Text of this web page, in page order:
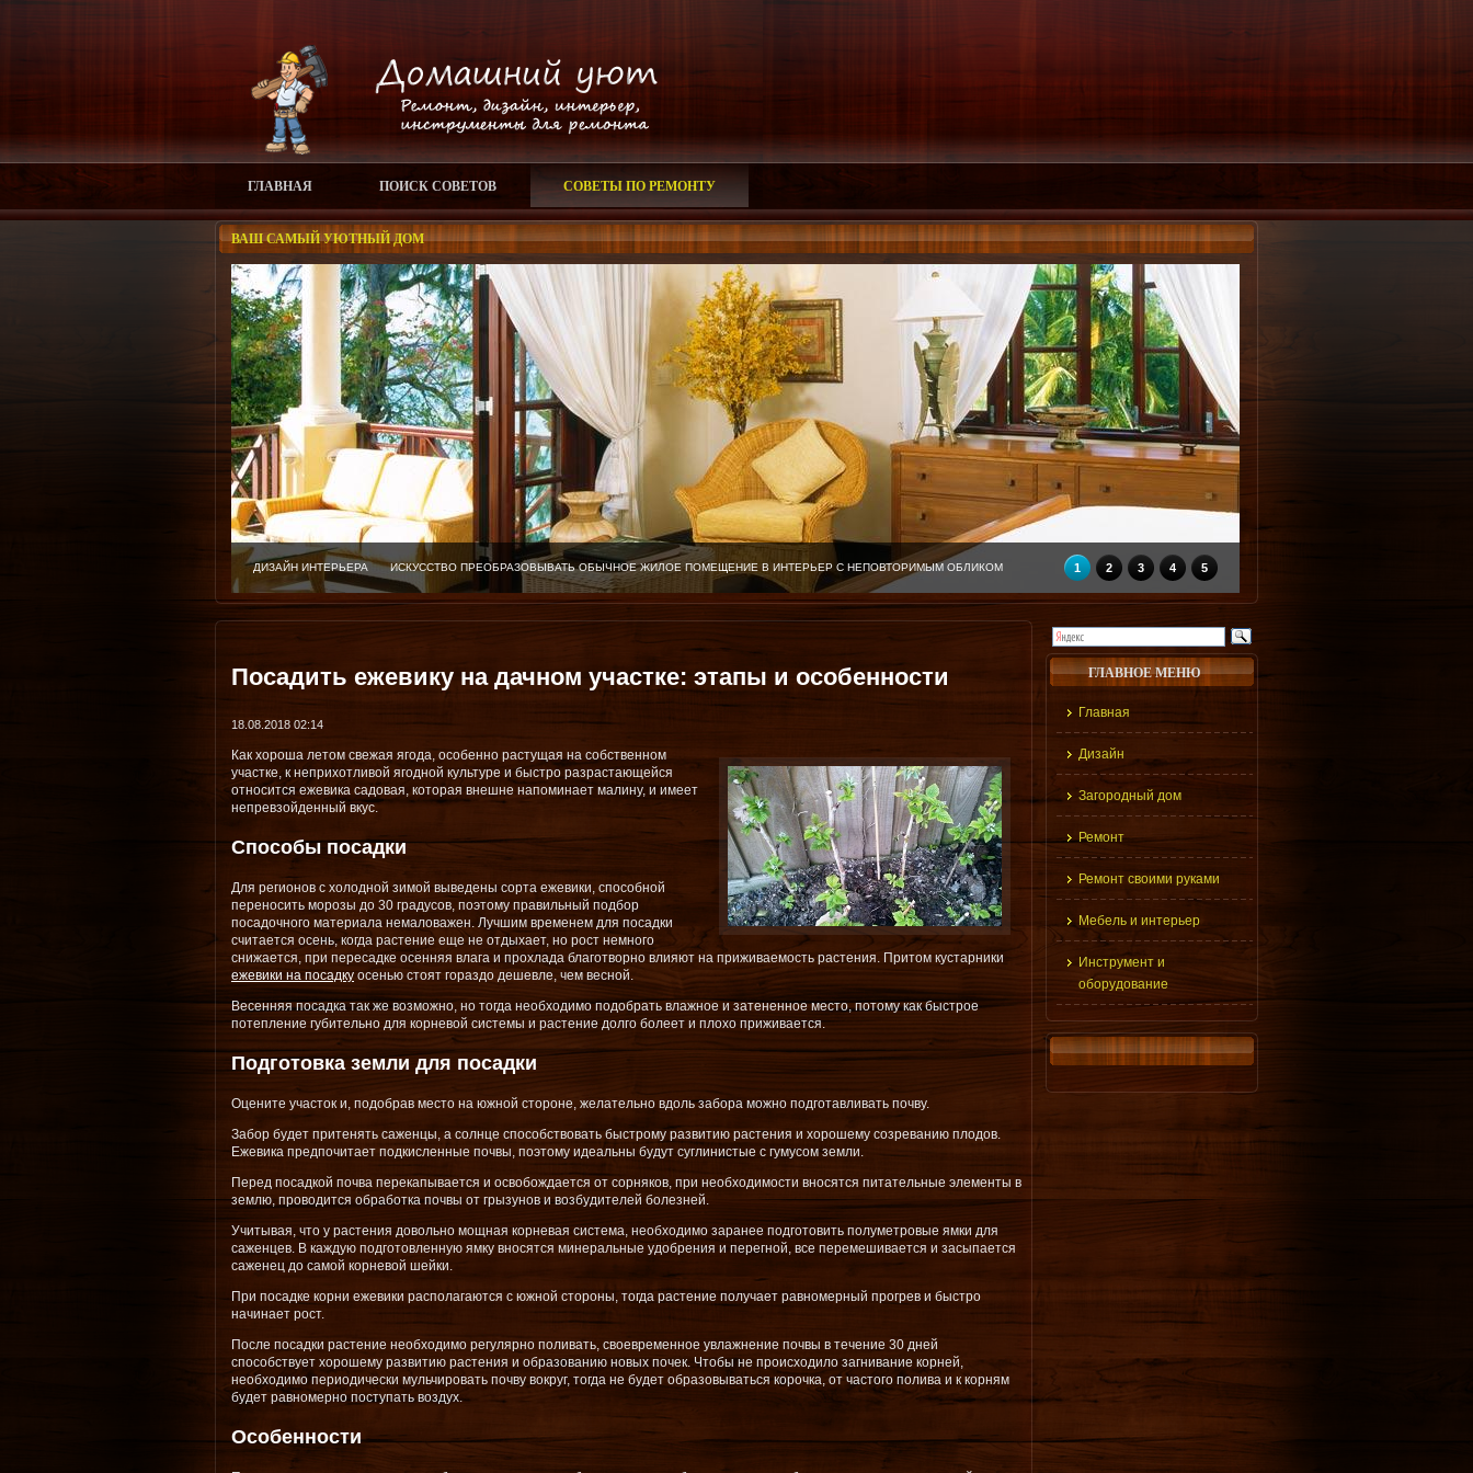
ГЛАВНАЯ ПОИСК СОВЕТОВ СОВЕТЫ ПО РЕМОНТУ
ВАШ САМЫЙ УЮТНЫЙ ДОМ
ДИЗАЙН ИНТЕРЬЕРА ИСКУССТВО ПРЕОБРАЗОВЫВАТЬ ОБЫЧНОЕ ЖИЛОЕ ПОМЕЩЕНИЕ В ИНТЕРЬЕР С НЕПОВТОРИМЫМ ОБЛИКОМ 1 2 3 4 5
Посадить ежевику на дачном участке: этапы и особенности
18.08.2018 02:14
Как хороша летом свежая ягода, особенно растущая на собственном
участке, к неприхотливой ягодной культуре и быстро разрастающейся
относится ежевика садовая, которая внешне напоминает малину, и имеет
непревзойденный вкус.
Способы посадки
Для регионов с холодной зимой выведены сорта ежевики, способной
переносить морозы до 30 градусов, поэтому правильный подбор
посадочного материала немаловажен. Лучшим временем для посадки
считается осень, когда растение еще не отдыхает, но рост немного
снижается, при пересадке осенняя влага и прохлада благотворно влияют на приживаемость растения. Притом кустарники
ежевики на посадку осенью стоят гораздо дешевле, чем весной.
Весенняя посадка так же возможно, но тогда необходимо подобрать влажное и затененное место, потому как быстрое
потепление губительно для корневой системы и растение долго болеет и плохо приживается.
Подготовка земли для посадки
Оцените участок и, подобрав место на южной стороне, желательно вдоль забора можно подготавливать почву.
Забор будет притенять саженцы, а солнце способствовать быстрому развитию растения и хорошему созреванию плодов.
Ежевика предпочитает подкисленные почвы, поэтому идеальны будут суглинистые с гумусом земли.
Перед посадкой почва перекапывается и освобождается от сорняков, при необходимости вносятся питательные элементы в
землю, проводится обработка почвы от грызунов и возбудителей болезней.
Учитывая, что у растения довольно мощная корневая система, необходимо заранее подготовить полуметровые ямки для
саженцев. В каждую подготовленную ямку вносятся минеральные удобрения и перегной, все перемешивается и засыпается
саженец до самой корневой шейки.
При посадке корни ежевики располагаются с южной стороны, тогда растение получает равномерный прогрев и быстро
начинает рост.
После посадки растение необходимо регулярно поливать, своевременное увлажнение почвы в течение 30 дней
способствует хорошему развитию растения и образованию новых почек. Чтобы не происходило загнивание корней,
необходимо периодически мульчировать почву вокруг, тогда не будет образовываться корочка, от частого полива и к корням
будет равномерно поступать воздух.
Особенности
ГЛАВНОЕ МЕНЮ
Главная
Дизайн
Загородный дом
Ремонт
Ремонт своими руками
Мебель и интерьер
Инструмент и
оборудование